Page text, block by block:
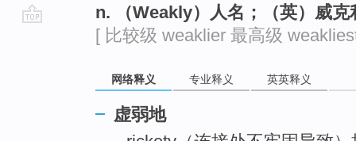
n. （Weakly）人名；（英）威克
[ 比较级 weaklier 最高级
网络释义 专业释义 英英释义
虚弱地